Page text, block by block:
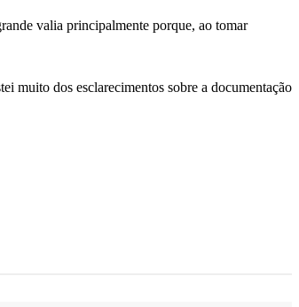
valia principalmente porque, ao tomar
muito dos esclarecimentos sobre a documentação